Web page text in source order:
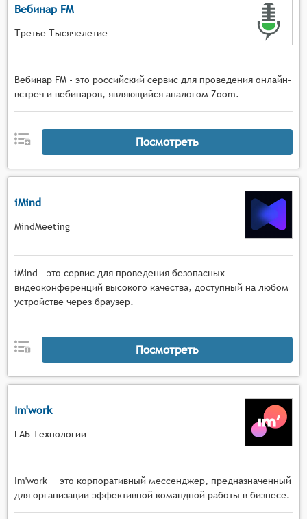
Вебинар FM
Третье Тысячелетие
Вебинар FM - это российский сервис для проведения онлайн-
встреч и вебинаров, являющийся аналогом Zoom.
Посмотреть
iMind
MindMeeting
iMind - это сервис для проведения безопасных
видеоконференций высокого качества, доступный на любом
устройстве через браузер.
Посмотреть
Im'work
ГАБ Технологии
Im'work — это корпоративный мессенджер, предназначенный
для организации эффективной командной работы в бизнесе.